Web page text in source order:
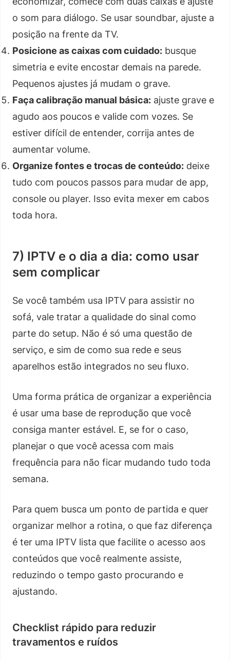
o som para diálogo. Se usar soundbar, ajuste a
posição na frente da TV.
Posicione as caixas com cuidado: busque
simetria e evite encostar demais na parede.
Pequenos ajustes já mudam o grave.
Faça calibração manual básica: ajuste grave e
agudo aos poucos e valide com vozes. Se
estiver difícil de entender, corrija antes de
aumentar volume.
Organize fontes e trocas de conteúdo: deixe
tudo com poucos passos para mudar de app,
console ou player. Isso evita mexer em cabos
toda hora.
7) IPTV e o dia a dia: como usar
sem complicar
Se você também usa IPTV para assistir no
sofá, vale tratar a qualidade do sinal como
parte do setup. Não é só uma questão de
serviço, e sim de como sua rede e seus
aparelhos estão integrados no seu fluxo.
Uma forma prática de organizar a experiência
é usar uma base de reprodução que você
consiga manter estável. E, se for o caso,
planejar o que você acessa com mais
frequência para não ficar mudando tudo toda
semana.
Para quem busca um ponto de partida e quer
organizar melhor a rotina, o que faz diferença
é ter uma IPTV lista que facilite o acesso aos
conteúdos que você realmente assiste,
reduzindo o tempo gasto procurando e
ajustando.
Checklist rápido para reduzir
travamentos e ruídos